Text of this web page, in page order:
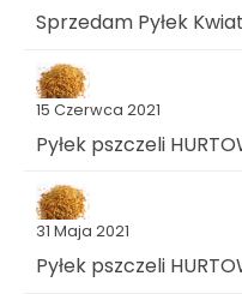
Sprzedam Pyłek
15 Czerwca 2021
Pyłek pszczeli
31 Maja 2021
Pyłek pszczeli